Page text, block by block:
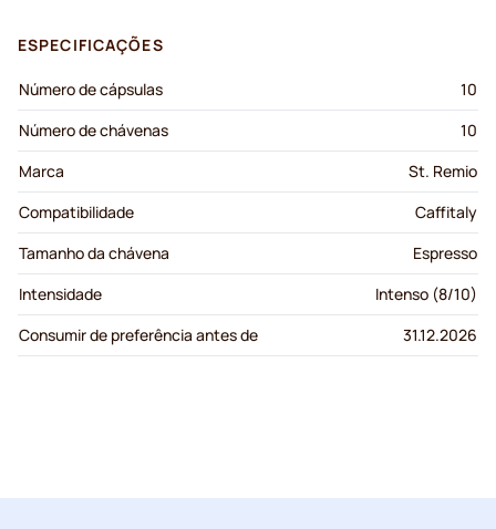
ESPECIFICAÇÕES
Número de cápsulas
10
Número de chávenas
10
Marca
St. Remio
Compatibilidade
Caffitaly
Tamanho da chávena
Espresso
Intensidade
Intenso (8/10)
Consumir de preferência antes de
31.12.2026